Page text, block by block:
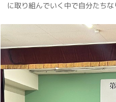
に取り組んでいく中で自分たち